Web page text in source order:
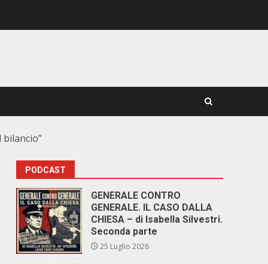
bilancio”
PODCAST
GENERALE CONTRO
GENERALE. IL CASO DALLA
CHIESA – di Isabella Silvestri.
Seconda parte
25 Luglio 2026